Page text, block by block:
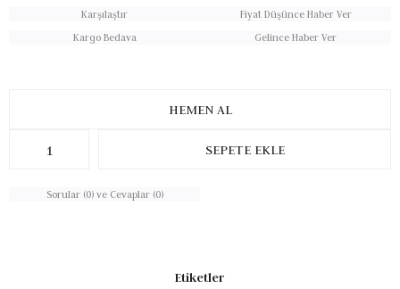
Karşılaştır
Fiyat Düşünce Haber Ver
Kargo Bedava
Gelince Haber Ver
Sorular (0) ve Cevaplar (0)
Etiketler